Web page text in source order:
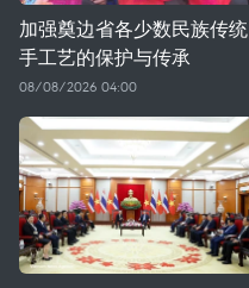
加强奠边省各少数民族传统
手工艺的保护与传承
08/08/2026 04:00